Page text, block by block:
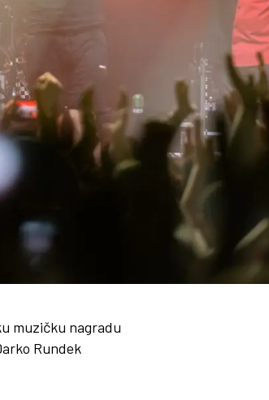
muzičku nagradu
Rundek